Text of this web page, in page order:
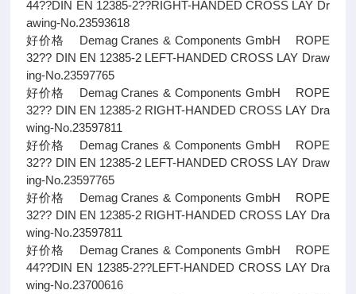
44??DIN EN 12385-2??RIGHT-HANDED CROSS LAY Dr
awing-No.23593618
好价格 Demag Cranes & Components GmbH ROPE
32?? DIN EN 12385-2 LEFT-HANDED CROSS LAY Draw
ing-No.23597765
好价格 Demag Cranes & Components GmbH ROPE
32?? DIN EN 12385-2 RIGHT-HANDED CROSS LAY Dra
wing-No.23597811
好价格 Demag Cranes & Components GmbH ROPE
32?? DIN EN 12385-2 LEFT-HANDED CROSS LAY Draw
ing-No.23597765
好价格 Demag Cranes & Components GmbH ROPE
32?? DIN EN 12385-2 RIGHT-HANDED CROSS LAY Dra
wing-No.23597811
好价格 Demag Cranes & Components GmbH ROPE
44??DIN EN 12385-2??LEFT-HANDED CROSS LAY Dra
wing-No.23700616